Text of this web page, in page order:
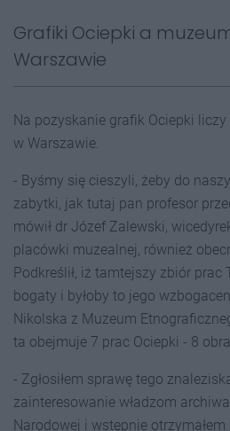
Grafiki Ociepki a
Warszawie
Na pozyskanie grafik Ociepki
w Warszawie.
- Byśmy się cieszyli, żeby do
zabytki, jak tutaj pan profesor
mówił dr Józef Zalewski,
placówki muzealnej, również
Podkreślił, iż tamtejszy zbiór prac
bogaty i byłoby to jego
Nikolska z Muzeum
ta obejmuje 7 prac Ociepki - 8
- Zgłosiłem sprawę tego
zainteresowanie władzom
Narodowej i wstępnie